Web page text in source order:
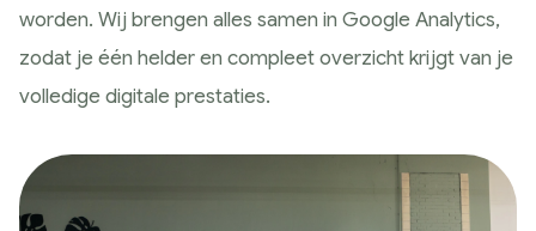
App ontwerp
Campagne design
Presteren
worden. Wij brengen alles samen in Google Analytics,
zodat je één helder en compleet overzicht krijgt van je
volledige digitale prestaties.